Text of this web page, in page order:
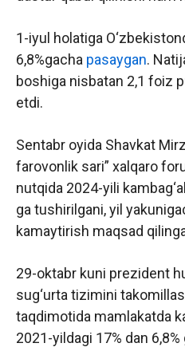
1-iyul holatiga
6,8%gacha pasaygan.
boshiga nisbatan 2,1 foiz
etdi.
Sentabr oyida Shavkat
farovonlik sari” xalqaro
nutqida 2024-yili
ga tushirilgani, yil
kamaytirish maqsad
29-oktabr kuni prezident
sug‘urta tizimini
taqdimotida mamlakatda
2021-yildagi 17% dan